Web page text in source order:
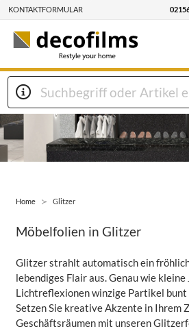
KONTAKTFORMULAR
Home Glitzer
Möbelfolien in Glitzer
Glitzer strahlt automatisch ein
lebendiges Flair aus. Genau wie kleine
Lichtreflexionen winzige Partikel bunt
Setzen Sie kreative Akzente in Ihrem
Geschäftsräumen mit unseren